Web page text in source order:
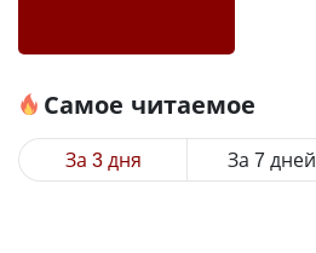
Самое читаемое
За 3 дня За 7 дней